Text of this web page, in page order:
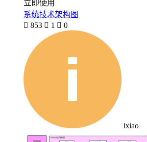
立即使用
系统技术架构图
 853  1  0
ixiao